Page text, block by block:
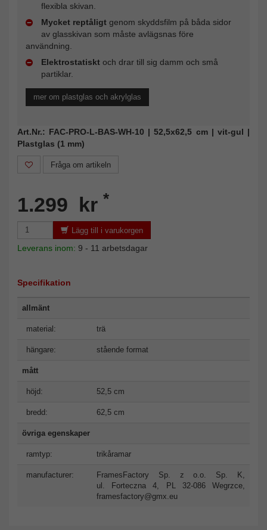
flexibla skivan.
Mycket reptåligt genom skyddsfilm på båda sidor
av glasskivan som måste avlägsnas före
användning.
Elektrostatiskt och drar till sig damm och små
partiklar.
mer om plastglas och akrylglas
Art.Nr.: FAC-PRO-L-BAS-WH-10 | 52,5x62,5 cm | vit-gul |
Plastglas (1 mm)
Fråga om artikeln
1.299 kr *
Lägg till i varukorgen
Leverans inom: 9 - 11 arbetsdagar
Specifikation
allmänt
material: trä
hängare: stående format
mått
höjd: 52,5 cm
bredd: 62,5 cm
övriga egenskaper
ramtyp: trikåramar
manufacturer:
FramesFactory Sp. z o.o. Sp. K,
ul. Forteczna 4, PL 32-086 Wegrzce,
framesfactory@gmx.eu